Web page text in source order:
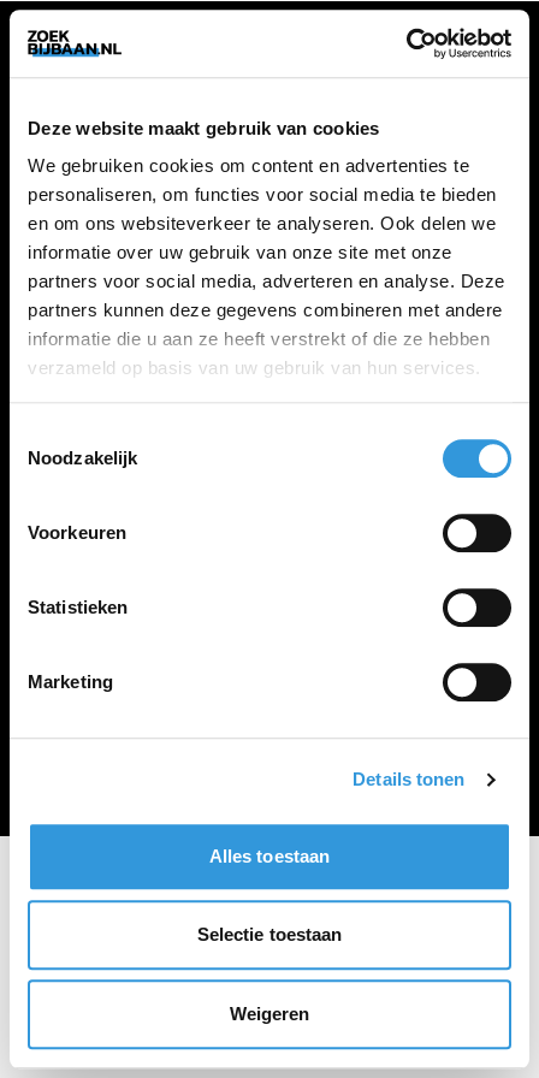
Deze website maakt gebruik van cookies
We gebruiken cookies om content en advertenties te
personaliseren, om functies voor social media te bieden
en om ons websiteverkeer te analyseren. Ook delen we
informatie over uw gebruik van onze site met onze
partners voor social media, adverteren en analyse. Deze
partners kunnen deze gegevens combineren met andere
informatie die u aan ze heeft verstrekt of die ze hebben
verzameld op basis van uw gebruik van hun services.
Noodzakelijk
Voorkeuren
Statistieken
Marketing
Details tonen
Alles toestaan
Selectie toestaan
Weigeren
ZOEKBIJBAAN
FAQ
Kennis maken met MELON
VACATURES
Alle vacatures